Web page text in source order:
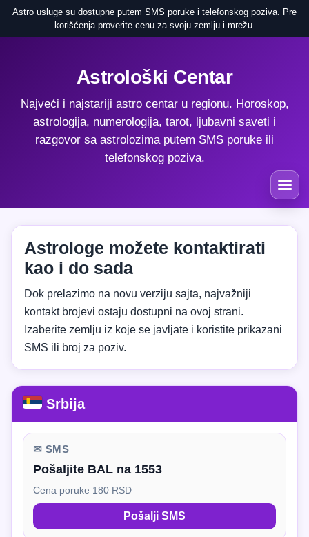
Astro usluge su dostupne putem SMS poruke i telefonskog poziva. Pre
korišćenja proverite cenu za svoju zemlju i mrežu.
Astrološki Centar
Najveći i najstariji astro centar u regionu. Horoskop,
astrologija, numerologija, tarot, ljubavni saveti i
razgovor sa astrolozima putem SMS poruke ili
telefonskog poziva.
Astrologe možete kontaktirati
kao i do sada
Dok prelazimo na novu verziju sajta, najvažniji
kontakt brojevi ostaju dostupni na ovoj strani.
Izaberite zemlju iz koje se javljate i koristite prikazani
SMS ili broj za poziv.
Srbija
✉ SMS
Pošaljite BAL na 1553
Cena poruke 180 RSD
Pošalji SMS